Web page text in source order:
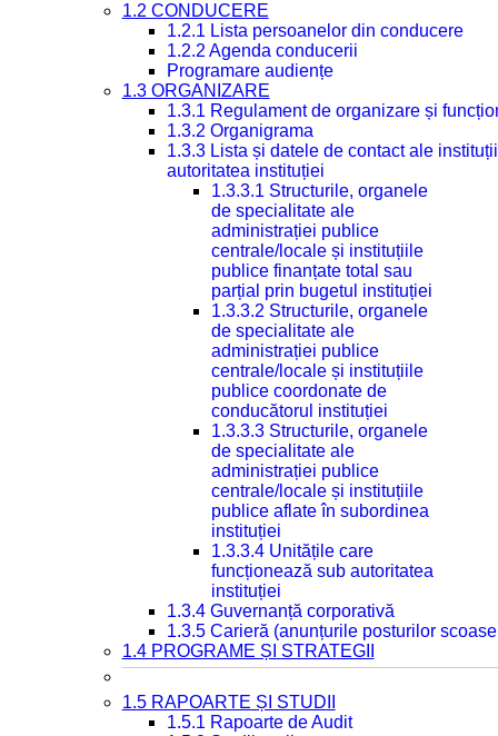
1.2 CONDUCERE
1.2.1 Lista persoanelor din conducere
1.2.2 Agenda conducerii
Programare audiențe
1.3 ORGANIZARE
1.3.1 Regulament de organizare și
1.3.2 Organigrama
1.3.3 Lista și datele de contact ale
autoritatea instituției
1.3.3.1 Structurile, organele
de specialitate ale
administrației publice
centrale/locale și instituțiile
publice finanțate total sau
parțial prin bugetul instituției
1.3.3.2 Structurile, organele
de specialitate ale
administrației publice
centrale/locale și instituțiile
publice coordonate de
conducătorul instituției
1.3.3.3 Structurile, organele
de specialitate ale
administrației publice
centrale/locale și instituțiile
publice aflate în subordinea
instituției
1.3.3.4 Unitățile care
funcționează sub autoritatea
instituției
1.3.4 Guvernanță corporativă
1.3.5 Carieră (anunțurile posturilor
1.4 PROGRAME ȘI STRATEGII
1.5 RAPOARTE ȘI STUDII
1.5.1 Rapoarte de Audit